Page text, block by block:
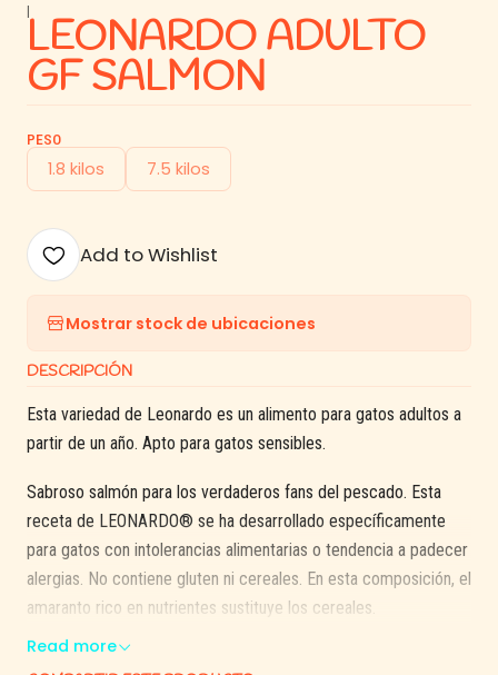
|
LEONARDO ADULTO
GF SALMON
PESO
1.8 kilos 7.5 kilos
Add to Wishlist
Mostrar stock de ubicaciones
DESCRIPCIÓN
Esta variedad de Leonardo es un alimento para gatos adultos a
partir de un año. Apto para gatos sensibles.
Sabroso salmón para los verdaderos fans del pescado. Esta
receta de LEONARDO® se ha desarrollado específicamente
para gatos con intolerancias alimentarias o tendencia a padecer
alergias. No contiene gluten ni cereales. En esta composición, el
amaranto rico en nutrientes sustituye los cereales.
Read more